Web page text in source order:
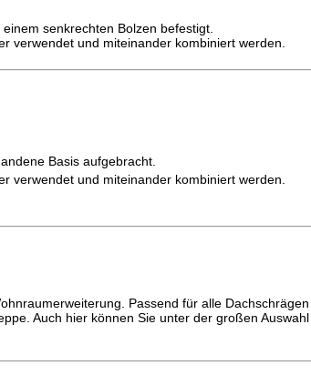
senkrechten Bolzen befestigt.
verwendet und miteinander kombiniert werden.
Basis aufgebracht.
verwendet und miteinander kombiniert werden.
Passend für alle
Auch hier können Sie unter der großen